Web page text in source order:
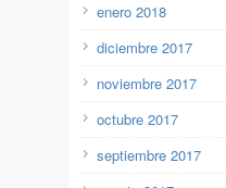
enero 2018
diciembre 2017
noviembre 2017
octubre 2017
septiembre 2017